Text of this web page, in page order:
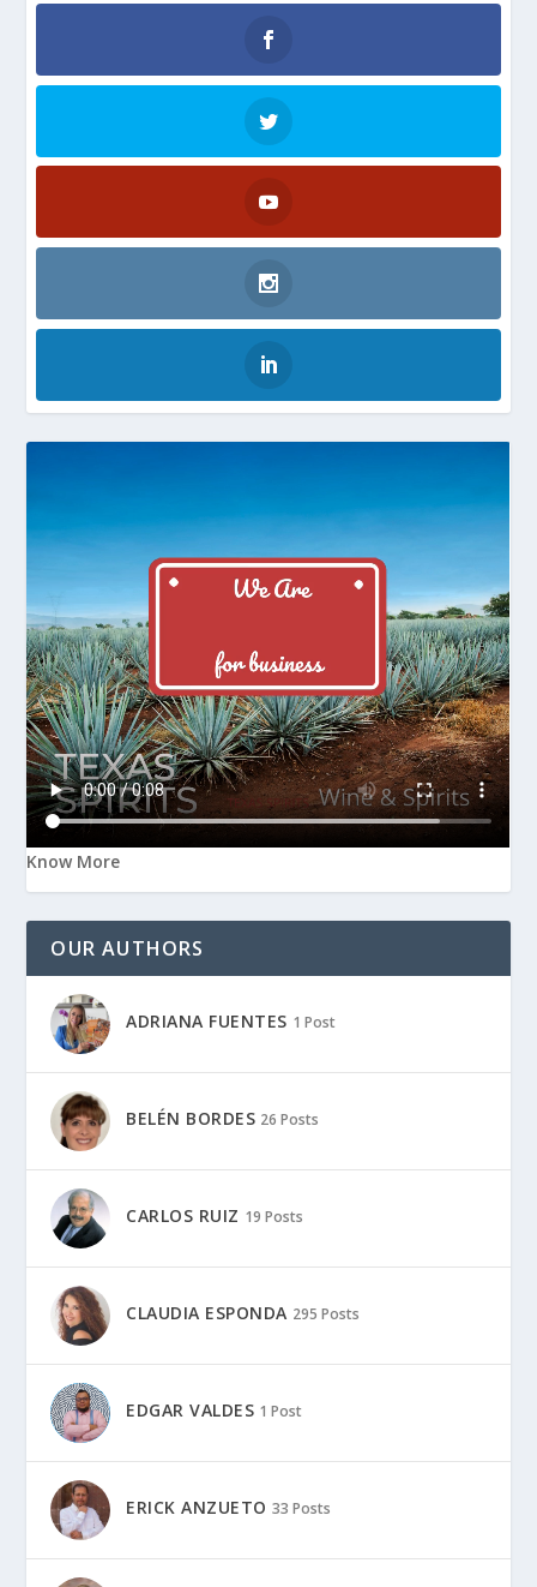
Know More
OUR AUTHORS
ADRIANA FUENTES 1 Post
BELÉN BORDES 26 Posts
CARLOS RUIZ 19 Posts
CLAUDIA ESPONDA 295 Posts
EDGAR VALDES 1 Post
ERICK ANZUETO 33 Posts